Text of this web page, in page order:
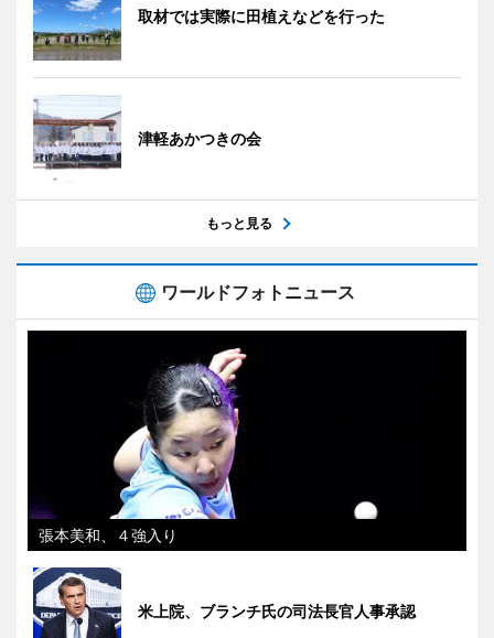
取材では実際に田植えなどを行った
津軽あかつきの会
もっと見る
ワールドフォトニュース
張本美和、４強入り
米上院、ブランチ氏の司法長官人事承認